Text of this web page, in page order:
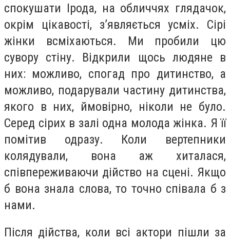
спокушати Ірода, на обличчях глядачок,
окрім цікавості, з’являється усміх. Сірі
жінки всміхаються. Ми пробили цю
сувору стіну. Відкрили щось людяне в
них: можливо, спогад про дитинство, а
можливо, подарували частину дитинства,
якого в них, ймовірно, ніколи не було.
Серед сірих в залі одна молода жінка. Я її
помітив одразу. Коли вертепники
колядували, вона аж хиталася,
співпереживаючи дійство на сцені. Якщо
б вона знала слова, то точно співала б з
нами.
Після дійства, коли всі актори пішли за